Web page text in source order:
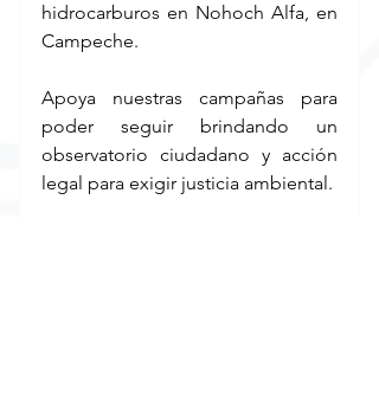
hidrocarburos en Nohoch Alfa, en
Campeche.
Apoya nuestras campañas para
poder seguir brindando un
observatorio ciudadano y acción
legal para exigir justicia ambiental.